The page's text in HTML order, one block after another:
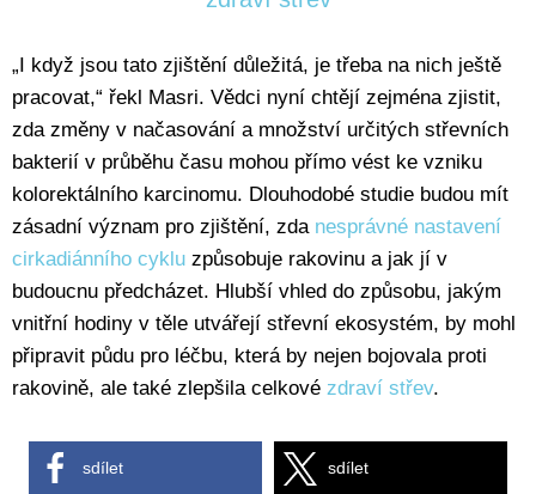
„I když jsou tato zjištění důležitá, je třeba na nich ještě
pracovat,“ řekl Masri. Vědci nyní chtějí zejména zjistit,
zda změny v načasování a množství určitých střevních
bakterií v průběhu času mohou přímo vést ke vzniku
kolorektálního karcinomu. Dlouhodobé studie budou mít
zásadní význam pro zjištění, zda nesprávné nastavení
cirkadiánního cyklu způsobuje rakovinu a jak jí v
budoucnu předcházet. Hlubší vhled do způsobu, jakým
vnitřní hodiny v těle utvářejí střevní ekosystém, by mohl
připravit půdu pro léčbu, která by nejen bojovala proti
rakovině, ale také zlepšila celkové zdraví střev.
sdílet sdílet